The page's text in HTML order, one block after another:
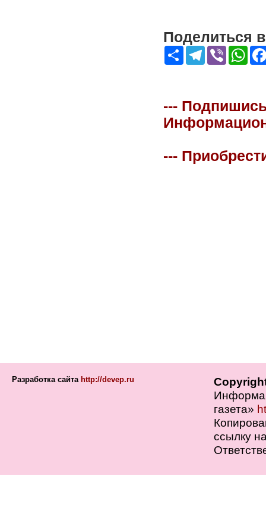
Поделиться
Share Telegram
Viber
---
---
газета»
ссылку
Разработка сайта http://devep.ru